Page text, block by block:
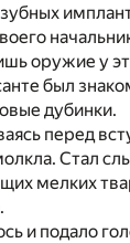
оружие у
был
дубинки.
перед
Стал
мелких
и подало